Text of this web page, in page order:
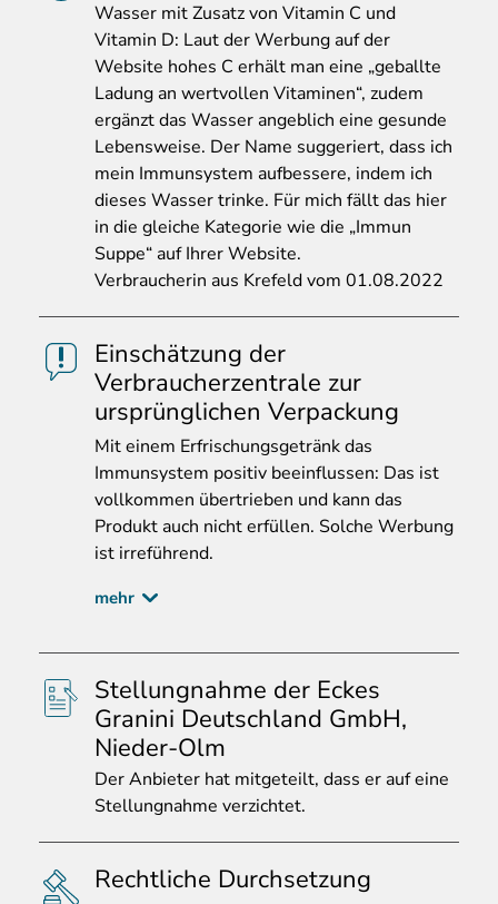
Wasser mit Zusatz von Vitamin C und
Vitamin D: Laut der Werbung auf der
Website hohes C erhält man eine „geballte
Ladung an wertvollen Vitaminen“, zudem
ergänzt das Wasser angeblich eine gesunde
Lebensweise. Der Name suggeriert, dass ich
mein Immunsystem aufbessere, indem ich
dieses Wasser trinke. Für mich fällt das hier
in die gleiche Kategorie wie die „Immun
Suppe“ auf Ihrer Website.
Verbraucherin aus Krefeld vom 01.08.2022
Einschätzung der
Verbraucherzentrale zur
ursprünglichen Verpackung
Miteinem Erfrischungsgetränk das
Immunsystem positiv beeinflussen: Das ist
vollkommen übertrieben und kann das
Produkt auch nicht erfüllen. Solche Werbung
ist irreführend.
mehr
Stellungnahme der Eckes
Granini Deutschland GmbH,
Nieder-Olm
DerAnbieter hat mitgeteilt, dass er auf eine
Stellungnahme verzichtet.
Rechtliche Durchsetzung